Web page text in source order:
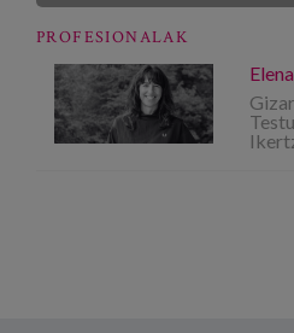
PROFESIONALAK